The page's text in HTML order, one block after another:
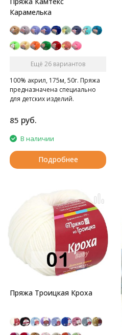
Карамелька
Ещё 26 вариантов
100% акрил, 175м, 50г. Пряжа
предназначена специально
для детских изделий.
85 руб.
В наличии
Подробнее
Пряжа Троицкая Кроха